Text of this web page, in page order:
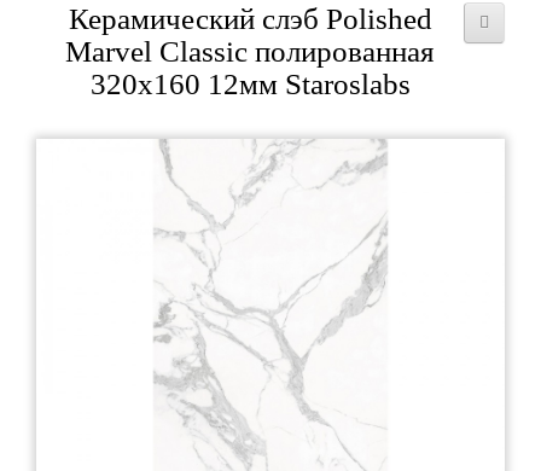
Керамический слэб Polished
Marvel Classic полированная
320x160 12мм Staroslabs